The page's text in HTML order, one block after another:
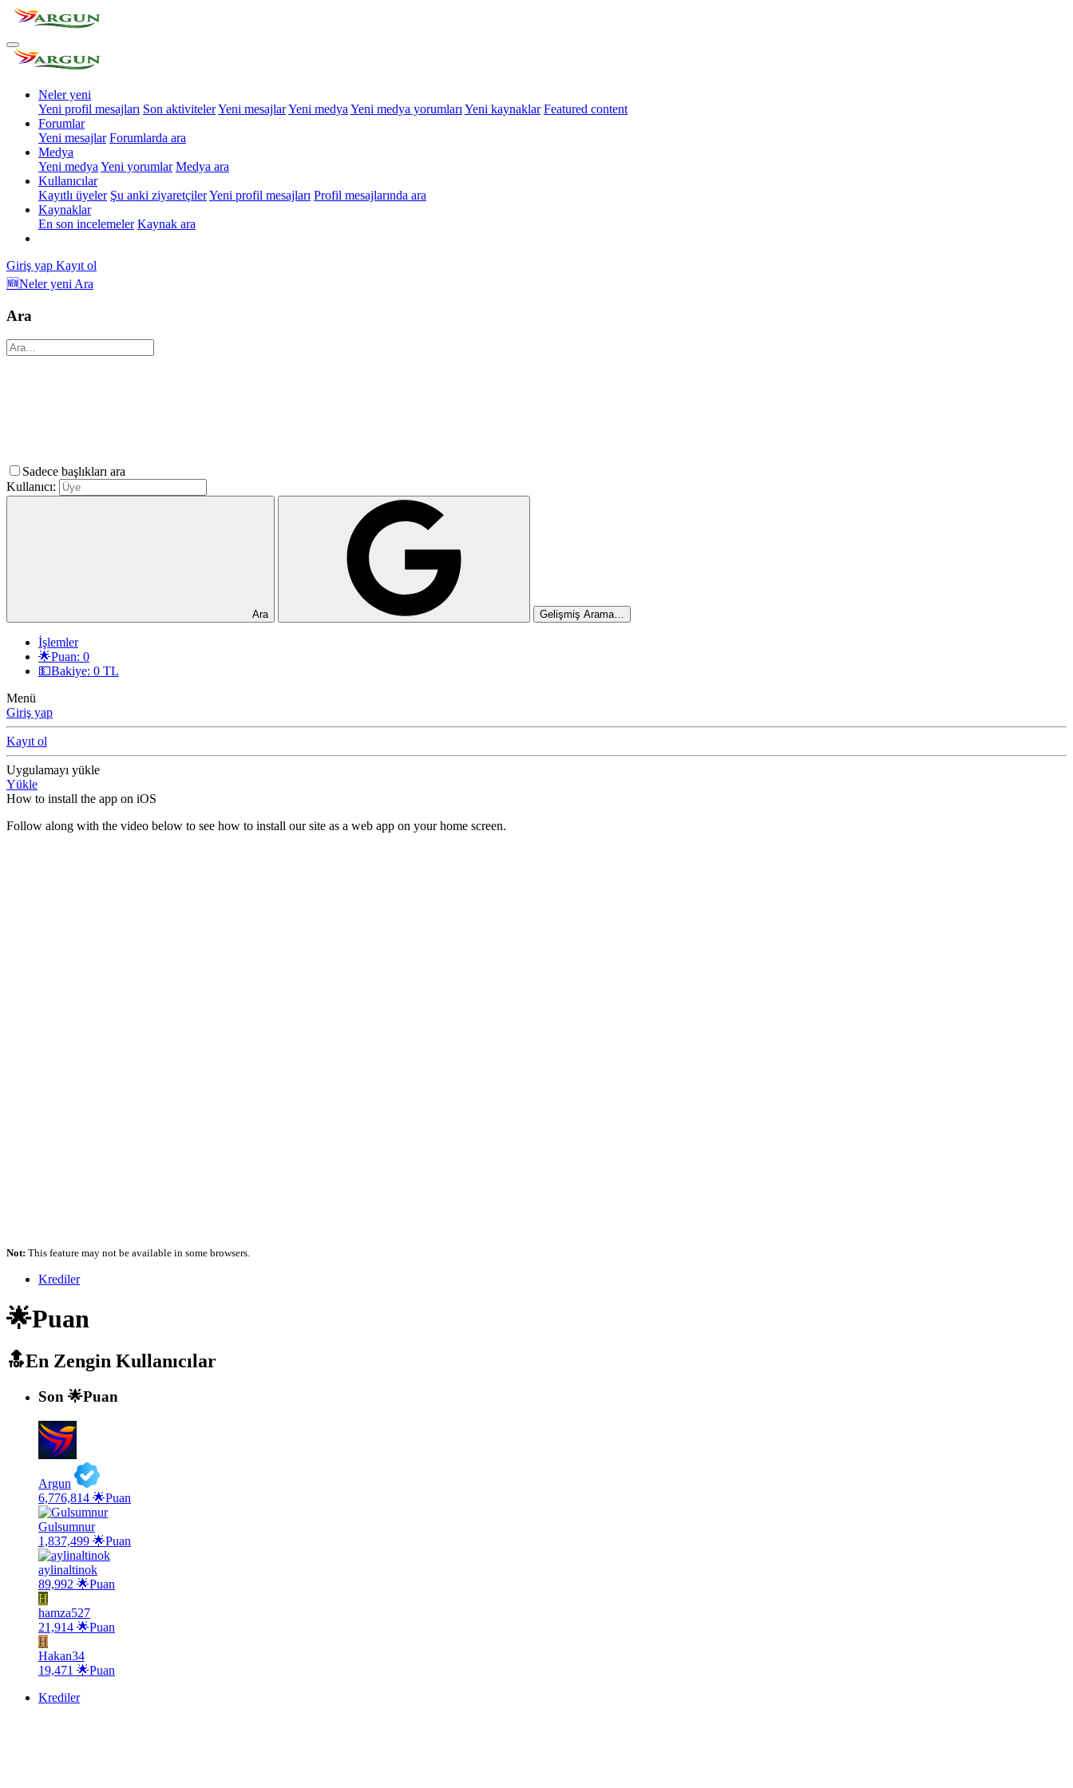
Neler yeni
Yeni profil mesajları Son aktivitelerYeni mesajlarYeni medya Yeni medya yorumları Yeni kaynaklar Featured content
Forumlar
Yeni mesajlar Forumlarda ara
Medya
Yeni medya Yeni yorumlar Medya ara
Kullanıcılar
Kayıtlı üyeler Şu anki ziyaretçilerYeni profil mesajları Profil mesajlarında ara
Kaynaklar
En son incelemeler Kaynak ara
Giriş yap Kayıt ol
🆕Neler yeni Ara
Ara
Sadece başlıkları ara
Kullanıcı:
Ara Gelişmiş Arama…
İşlemler
🌟Puan: 0
💵Bakiye: 0 TL
Menü
Giriş yap
Kayıt ol
Uygulamayı yükle
Yükle
How to install the app on iOS
Follow along with the video below to see how to install our site as a web app on your home screen.
Not: This feature may not be available in some browsers.
Krediler
🌟Puan
🔝En Zengin Kullanıcılar
Son 🌟Puan
Argun
6,776,814 🌟Puan
Gulsumnur
1,837,499 🌟Puan
aylinaltinok
89,992 🌟Puan
H
hamza527
21,914 🌟Puan
H
Hakan34
19,471 🌟Puan
Krediler